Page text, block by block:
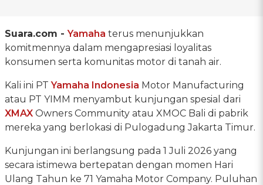
Suara.com -Yamaha terus menunjukkan
komitmennya dalam mengapresiasi loyalitas
konsumen serta komunitas motor di tanah air.
Kali ini PTYamaha Indonesia Motor Manufacturing
atau PT YIMM menyambut kunjungan spesial dari
XMAX Owners Community atau XMOC Bali di pabrik
mereka yang berlokasi di Pulogadung Jakarta Timur.
Kunjungan ini berlangsung pada 1 Juli 2026 yang
secara istimewa bertepatan dengan momen Hari
Ulang Tahun ke 71 Yamaha Motor Company. Puluhan